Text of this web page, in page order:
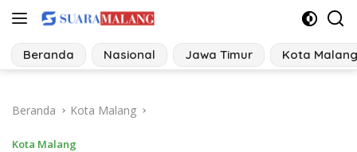
Langsung
konten
Beranda Nasional Jawa Timur Kota Malang
Beranda Kota Malang
Kota Malang